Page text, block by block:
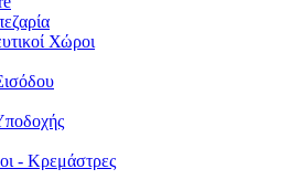
Χώροι
- Κρεμάστρες